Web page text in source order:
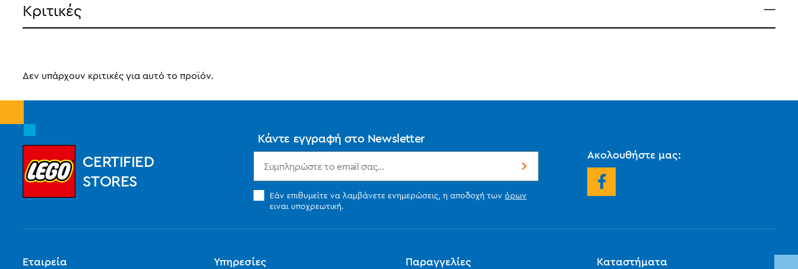
Κριτικές
Δεν υπάρχουν κριτικές για αυτό το προϊόν.
CERTIFIED
STORES
Κάντε εγγραφή στο Newsletter
Εάν επιθυμείτε να λαμβάνετε ενημερώσεις, η αποδοχή των όρων
ειναι υποχρεωτική.
Ακολουθήστε μας:
Εταιρεία Υπηρεσίες Παραγγελίες Καταστήματα